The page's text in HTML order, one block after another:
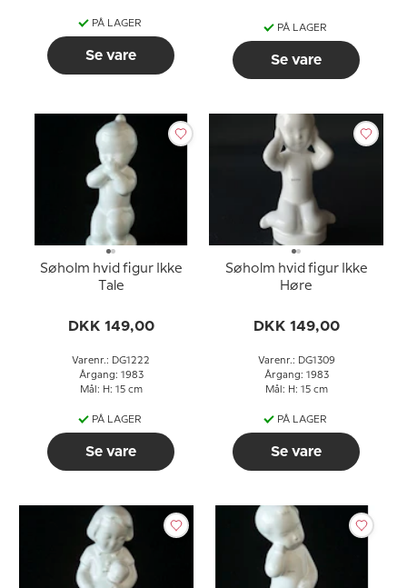
PÅ LAGER
Se vare
PÅ LAGER
Se vare
Søholm hvid figur Ikke
Tale
DKK 149,00
Varenr.: DG1222
Årgang: 1983
Mål: H: 15 cm
PÅ LAGER
Se vare
Søholm hvid figur Ikke
Høre
DKK 149,00
Varenr.: DG1309
Årgang: 1983
Mål: H: 15 cm
PÅ LAGER
Se vare